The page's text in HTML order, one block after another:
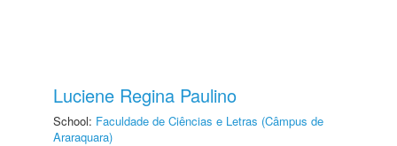
Luciene Regina Paulino
School: Faculdade de Ciências e Letras (Câmpus de
Araraquara)